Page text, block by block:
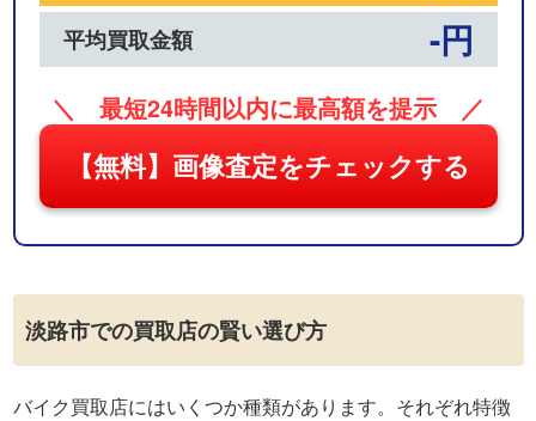
平均買取金額 -円
＼ 最短24時間以内に最高額を提示 ／
【無料】画像査定をチェックする
淡路市での買取店の賢い選び方
バイク買取店にはいくつか種類があります。それぞれ特徴